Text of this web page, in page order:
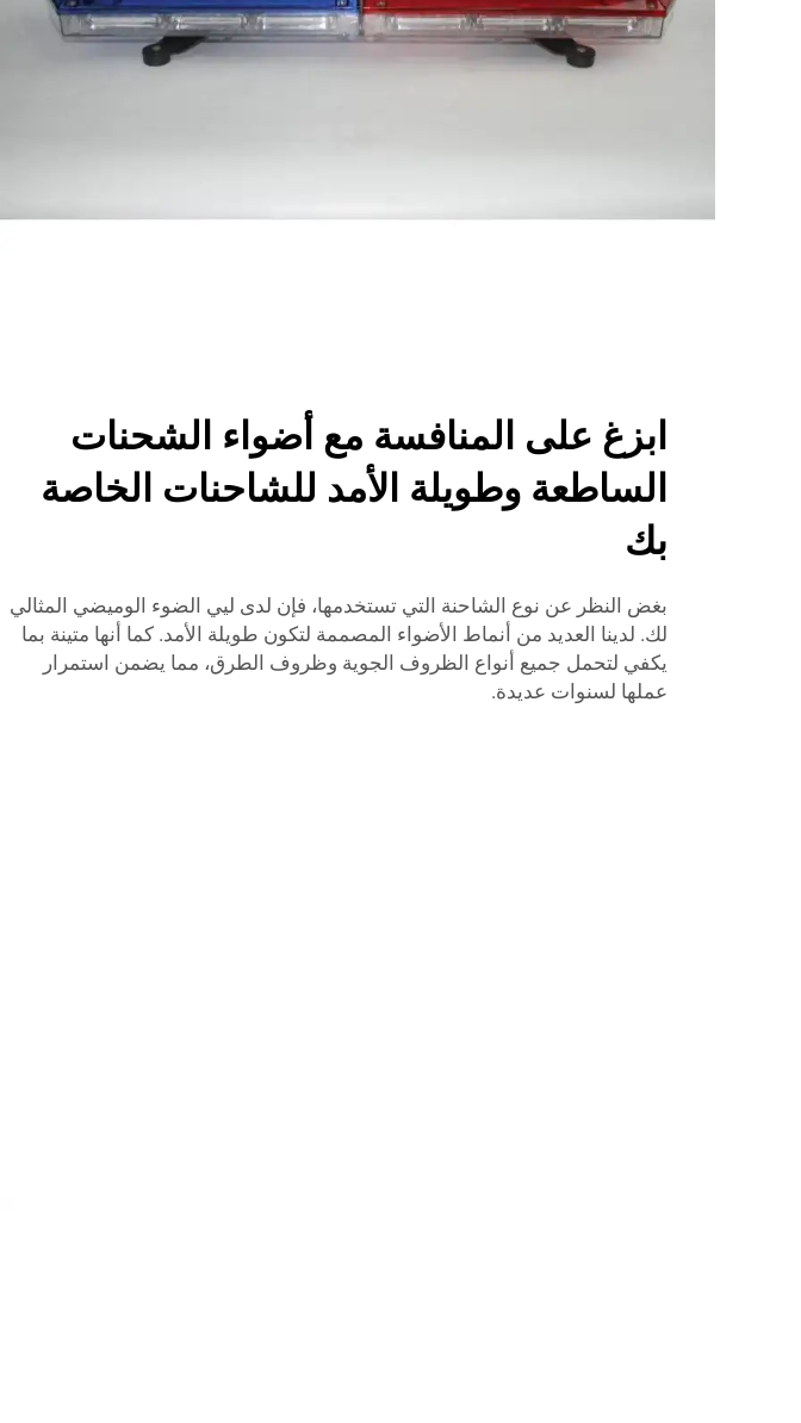
ابزغ على المنافسة مع أضواء الشحنات
الساطعة وطويلة الأمد للشاحنات الخاصة
بك
بغض النظر عن نوع الشاحنة التي تستخدمها، فإن لدى ليي الضوء الوميضي المثالي
لك. لدينا العديد من أنماط الأضواء المصممة لتكون طويلة الأمد. كما أنها متينة بما
يكفي لتحمل جميع أنواع الظروف الجوية وظروف الطرق، مما يضمن استمرار
عملها لسنوات عديدة.